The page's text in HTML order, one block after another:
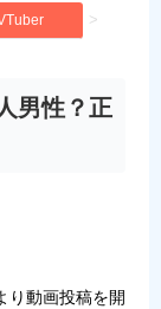
>
男性？正
り動画投稿を開